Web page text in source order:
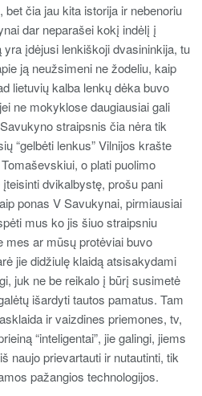
čia jau kita istorija ir nebenoriu
dar neparašei kokį indėlį į
įdėjusi lenkiškoji dvasininkija, tu
ją neužsimeni ne žodeliu, kaip
lietuvių kalba lenkų dėka buvo
ne mokyklose daugiausiai gali
straipsnis čia nėra tik
“gelbėti lenkus” Vilnijos krašte
o plati puolimo
dvikalbystę, prošu pani
ponas V Savukynai, pirmiausiai
mus ko jis šiuo straipsniu
mes ar mūsų protėviai buvo
jie didžiulę klaidą atsisakydami
juk ne be reikalo į būrį susimetė
išardyti tautos pamatus. Tam
ir vaizdines priemones, tv,
“inteligentai”, jie galingi, jiems
naujo prievartauti ir nutautinti, tik
pažangios technologijos.